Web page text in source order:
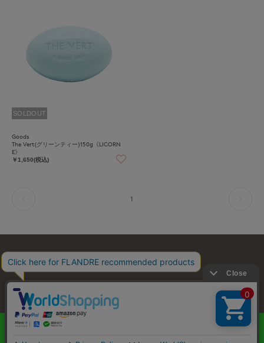
SOLDOUT
Goods
The Vert(グリーンティー)150g《LICORN
E》
￥1,650(税込)
1
お問い合わせ 利用規約 プライバシーポリシー
特定商取引・古物営業法に基づく表示